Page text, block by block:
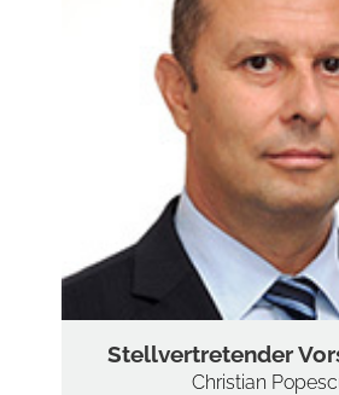
Stellvertretender
Christian